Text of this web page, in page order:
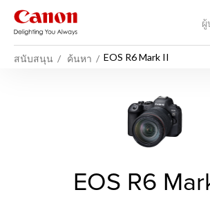
ผู้
สนับสนุน ค้นหา EOS R6 Mark II
EOS R6